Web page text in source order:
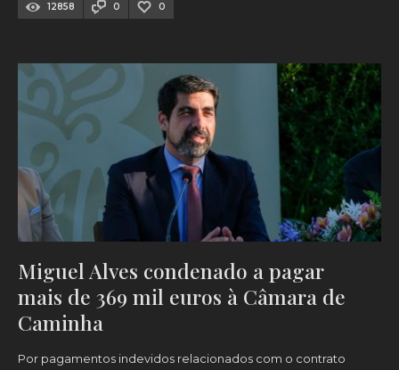
12858 0 0
Miguel Alves condenado a pagar
mais de 369 mil euros à Câmara de
Caminha
Por pagamentos indevidos relacionados com o contrato